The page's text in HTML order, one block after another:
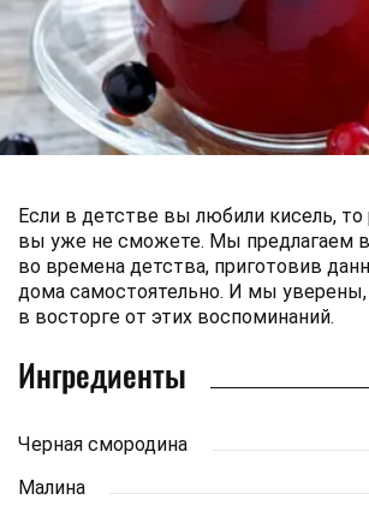
Если в детстве вы любили кисель, то
вы уже не сможете. Мы предлагаем
во времена детства, приготовив
дома самостоятельно. И мы
в восторге от этих воспоминаний.
Ингредиенты
Черная смородина
Малина